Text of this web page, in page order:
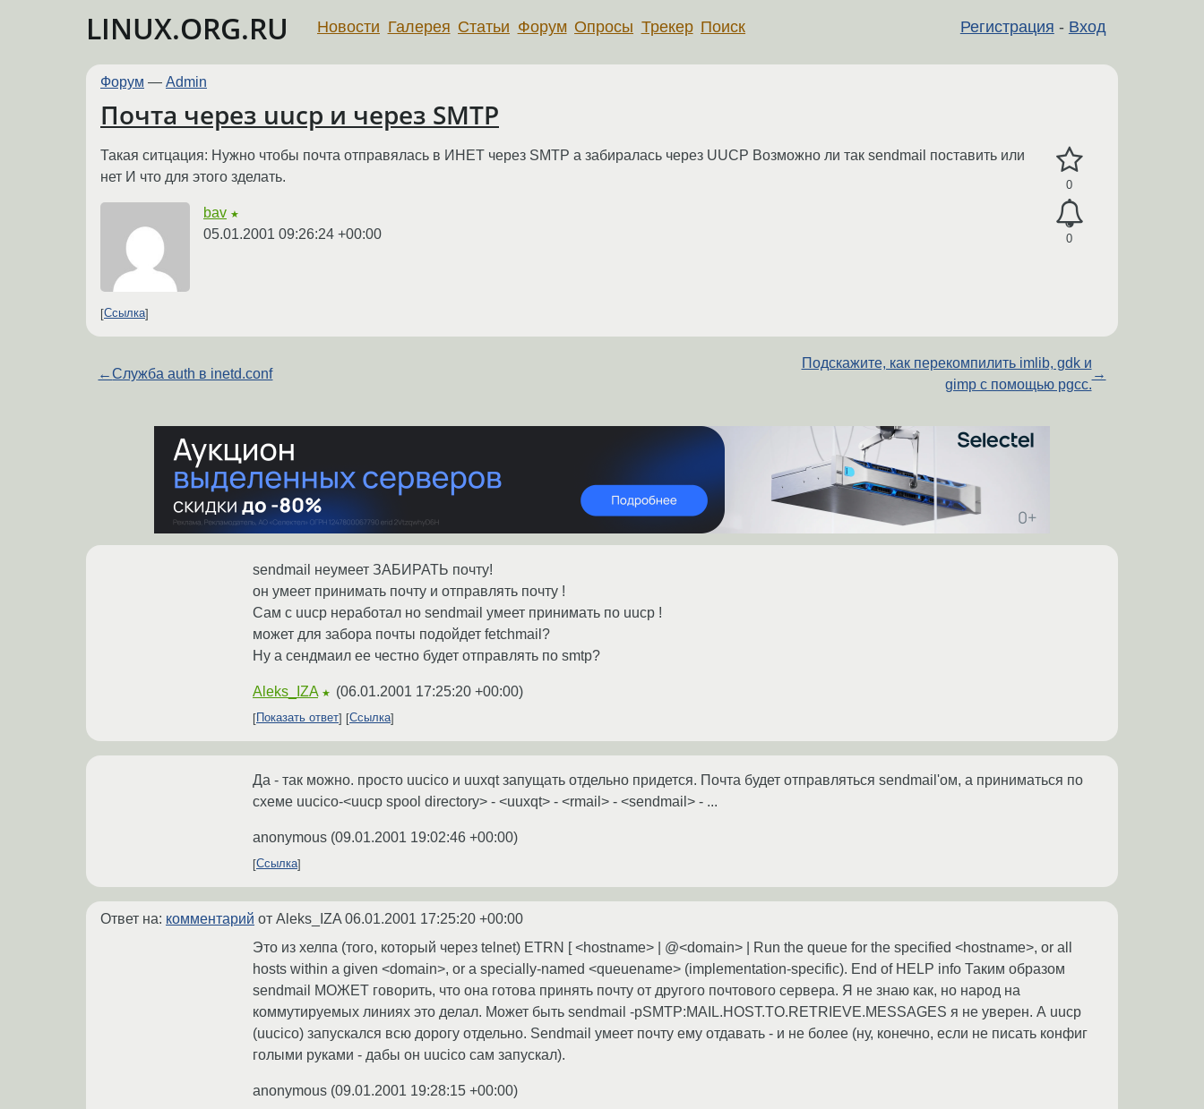
LINUX.ORG.RU Регистрация - Вход
Новости Галерея Статьи Форум Опросы Трекер Поиск
Форум — Admin
Почта через uucp и через SMTP
0
0
Такая ситцация: Нужно чтобы почта отправялась в ИНЕТ через SMTP а забиралась через UUCP Возможно ли так sendmail поставить или
нет И что для этого зделать.
bav ★
05.01.2001 09:26:24 +00:00
Ссылка
←Служба auth в inetd.conf
Подскажите, как перекомпилить imlib, gdk и
gimp с помощью pgcc.
→
sendmail неумеет ЗАБИРАТЬ почту!
он умеет принимать почту и отправлять почту !
Сам с uucp неработал но sendmail умеет принимать по uucp !
может для забора почты подойдет fetchmail?
Ну а сендмаил ее честно будет отправлять по smtp?
Aleks_IZA ★ (06.01.2001 17:25:20 +00:00)
Показать ответ Ссылка
Да - так можно. просто uucico и uuxqt запущать отдельно придется. Почта будет отправляться sendmail'ом, а приниматься по
схеме uucico-<uucp spool directory> - <uuxqt> - <rmail> - <sendmail> - ...
anonymous (09.01.2001 19:02:46 +00:00)
Ссылка
Ответ на: комментарий от Aleks_IZA 06.01.2001 17:25:20 +00:00
Это из хелпа (того, который через telnet) ETRN [ <hostname> | @<domain> | Run the queue for the specified <hostname>, or all
hosts within a given <domain>, or a specially-named <queuename> (implementation-specific). End of HELP info Таким образом
sendmail МОЖЕТ говорить, что она готова принять почту от другого почтового сервера. Я не знаю как, но народ на
коммутируемых линиях это делал. Может быть sendmail -pSMTP:MAIL.HOST.TO.RETRIEVE.MESSAGES я не уверен. А uucp
(uucico) запускался всю дорогу отдельно. Sendmail умеет почту ему отдавать - и не более (ну, конечно, если не писать конфиг
голыми руками - дабы он uucico сам запускал).
anonymous (09.01.2001 19:28:15 +00:00)